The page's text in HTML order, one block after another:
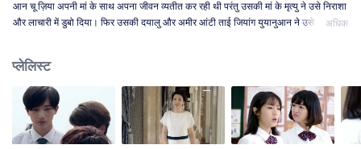
आन चू ज़िया अपनी मां के साथ अपना जीवन व्यतीत कर रही थी परंतु उसकी मां के मृत्यु ने उसे निराशा
और लाचारी में डुबो दिया। फिर उसकी दयालु और अमीर आंटी ताई जियांग युयानुआन ने उसे अपने
मास्टर ने स्कूल में प्रवेश लिया। असल में वह और हान क्यू लु एक दूसरे को पसंद नहीं करते थे, जब भी
वह मिलते थे आपस में झगड़ा करते थे। लेकिन उस बड़े से स्कूल की स्थिति काफी उदास थी, कक्षा में
छात्रों के पास बहुत से कपड़े और खाने के लिए बहुत सा सामान होता था। आन चू ज़िया ने खुद से शुरू
करके वर्तमान स्थिति को बदलने का फैसला लिया और इसी बीच लिंग हान यू और जियांग चेन चुआन
दोनों उसे पसंद करने लगे। और धीरे-धीरे उसके और हान क्यू लु के रिश्ते बदलने लगे।
अधिक
प्लेलिस्ट